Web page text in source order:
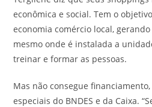
econômica e social. Tem o
economia comércio local,
mesmo onde é instalada a
treinar e formar as pessoas.
Mas não consegue
especiais do BNDES e da Caixa.